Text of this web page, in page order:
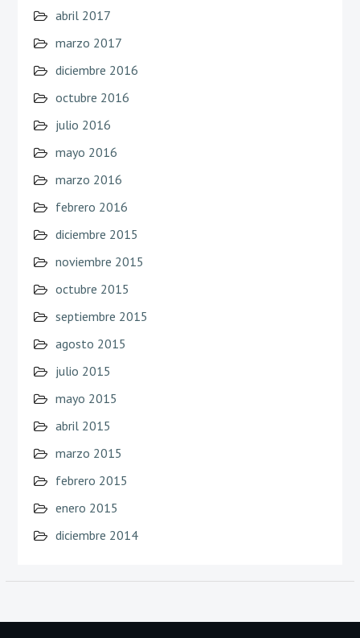
abril 2017
marzo 2017
diciembre 2016
octubre 2016
julio 2016
mayo 2016
marzo 2016
febrero 2016
diciembre 2015
noviembre 2015
octubre 2015
septiembre 2015
agosto 2015
julio 2015
mayo 2015
abril 2015
marzo 2015
febrero 2015
enero 2015
diciembre 2014